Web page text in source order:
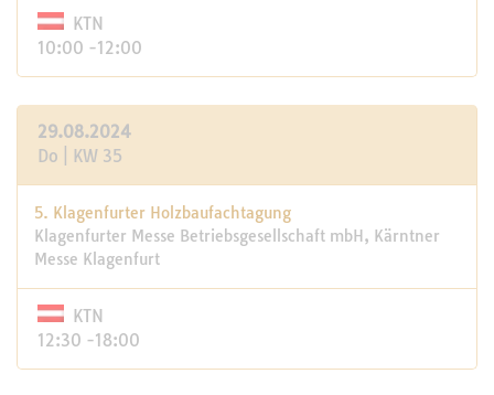
KTN
10:00 -12:00
29.08.2024
Do | KW 35
5. Klagenfurter Holzbaufachtagung
Klagenfurter Messe Betriebsgesellschaft mbH, Kärntner
Messe Klagenfurt
KTN
12:30 -18:00